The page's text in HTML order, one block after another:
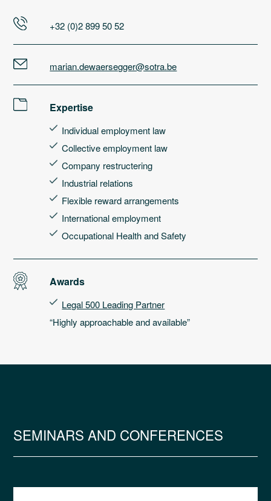
+32 (0)2 899 50 52
marian.dewaersegger@sotra.be
Expertise
Individual employment law
Collective employment law
Company restructering
Industrial relations
Flexible reward arrangements
International employment
Occupational Health and Safety
Awards
Legal 500 Leading Partner
“Highly approachable and available”
SEMINARS AND CONFERENCES